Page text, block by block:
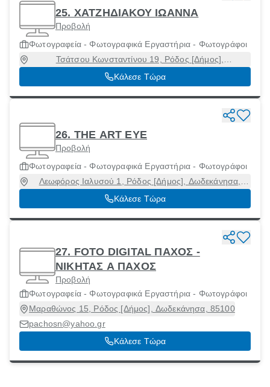
25. ΧΑΤΖΗΔΙΑΚΟΥ ΙΩΑΝΝΑ
Προβολή
Φωτογραφεία - Φωτογραφικά Εργαστήρια - Φωτογράφοι
Τσάτσου Κωνσταντίνου 19, Ρόδος [Δήμος],
Δωδεκάνησα, 85133
Κάλεσε Τώρα
26. THE ART EYE
Προβολή
Φωτογραφεία - Φωτογραφικά Εργαστήρια - Φωτογράφοι
Λεωφόρος Ιαλυσού 1, Ρόδος [Δήμος], Δωδεκάνησα,
85150
Κάλεσε Τώρα
27. FOTO DIGITAL ΠΑΧΟΣ -
ΝΙΚΗΤΑΣ Α ΠΑΧΟΣ
Προβολή
Φωτογραφεία - Φωτογραφικά Εργαστήρια - Φωτογράφοι
Μαραθώνος 15, Ρόδος [Δήμος], Δωδεκάνησα, 85100
pachosn@yahoo.gr
Κάλεσε Τώρα